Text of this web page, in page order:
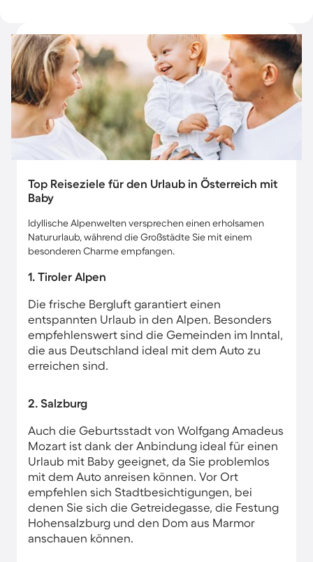
Top Reiseziele für den Urlaub in Österreich mit
Baby
Idyllische Alpenwelten versprechen einen erholsamen
Natururlaub, während die Großstädte Sie mit einem
besonderen Charme empfangen.
1. Tiroler Alpen
Die frische Bergluft garantiert einen
entspannten Urlaub in den Alpen. Besonders
empfehlenswert sind die Gemeinden im Inntal,
die aus Deutschland ideal mit dem Auto zu
erreichen sind.
2. Salzburg
Auch die Geburtsstadt von Wolfgang Amadeus
Mozart ist dank der Anbindung ideal für einen
Urlaub mit Baby geeignet, da Sie problemlos
mit dem Auto anreisen können. Vor Ort
empfehlen sich Stadtbesichtigungen, bei
denen Sie sich die Getreidegasse, die Festung
Hohensalzburg und den Dom aus Marmor
anschauen können.